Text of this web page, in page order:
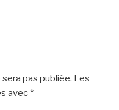
pas publiée. Les
avec *